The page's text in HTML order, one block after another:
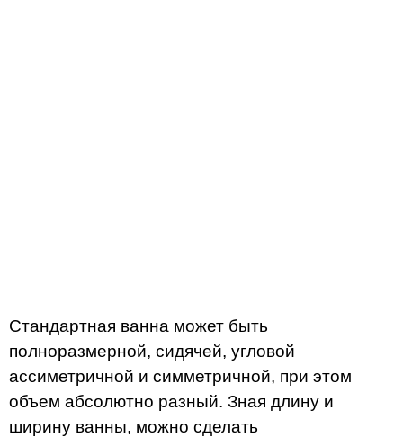
Стандартная ванна может быть
полноразмерной, сидячей, угловой
ассиметричной и симметричной, при этом
объем абсолютно разный. Зная длину и
ширину ванны, можно сделать